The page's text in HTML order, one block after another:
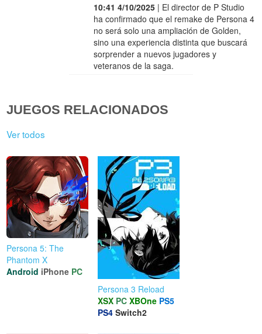
10:41 4/10/2025 | El director de P Studio
ha confirmado que el remake de Persona 4
no será solo una ampliación de Golden,
sino una experiencia distinta que buscará
sorprender a nuevos jugadores y
veteranos de la saga.
JUEGOS RELACIONADOS
Ver todos
Persona 5: The
Phantom X
Android iPhone PC
Persona 3 Reload
XSX PC XBOne PS5
PS4 Switch2